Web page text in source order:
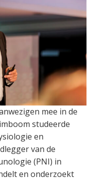
mee in de
studeerde
en
van de
(PNI) in
en onderzoekt